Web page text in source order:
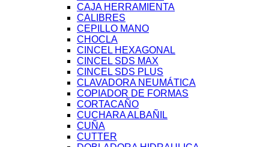
CAJA HERRAMIENTA
CALIBRES
CEPILLO MANO
CHOCLA
CINCEL HEXAGONAL
CINCEL SDS MAX
CINCEL SDS PLUS
CLAVADORA NEUMÁTICA
COPIADOR DE FORMAS
CORTACAÑO
CUCHARA ALBAÑIL
CUÑA
CUTTER